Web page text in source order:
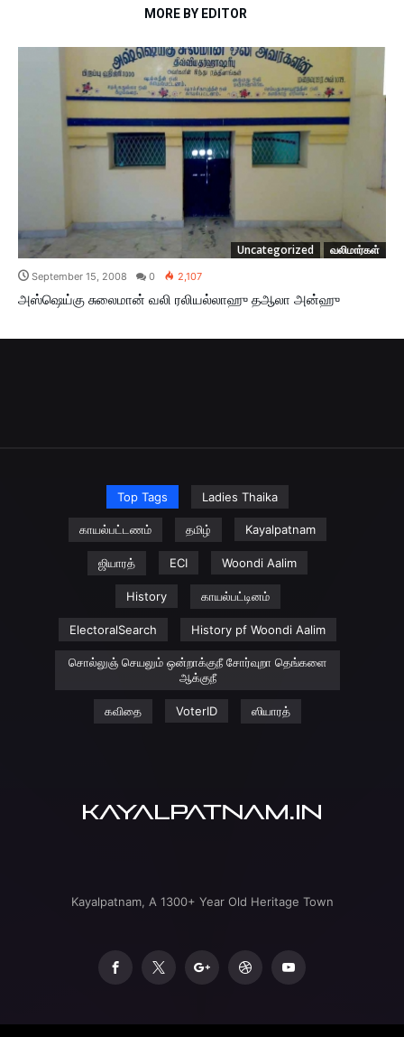
MORE BY EDITOR
Uncategorized வலிமார்கள்
September 15, 2008 0 2,107
அஸ்ஷெய்கு சுலைமான் வலி ரலியல்லாஹு தஆலா அன்ஹு
Top Tags Ladies Thaika
காயல்பட்டணம் தமிழ் Kayalpatnam
ஜியாரத் ECI Woondi Aalim
History காயல்பட்டினம்
ElectoralSearch History pf Woondi Aalim
சொல்லுஞ் செயலும் ஒன்றாக்குநீ சோர்வுறா தெங்களை
ஆக்குநீ
கவிதை VoterID ஸியாரத்
Kayalpatnam, A 1300+ Year Old Heritage Town